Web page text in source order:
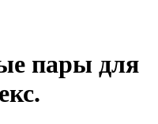
пары для